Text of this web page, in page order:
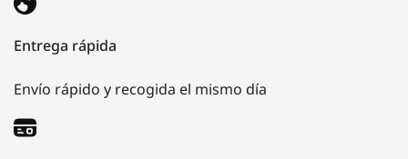
Entrega rápida
Envío rápido y recogida el mismo día